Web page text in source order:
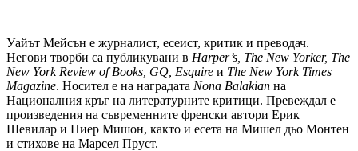
Уайът Мейсън е журналист, есеист, критик и преводач.
Негови творби са публикувани в Harper’s, The New Yorker, The
New York Review of Books, GQ, Esquire и The New York Times
Magazine. Носител е на наградата Nona Balakian на
Националния кръг на литературните критици. Превеждал е
произведения на съвременните френски автори Ерик
Шевилар и Пиер Мишон, както и есета на Мишел дьо Монтен
и стихове на Марсел Пруст.